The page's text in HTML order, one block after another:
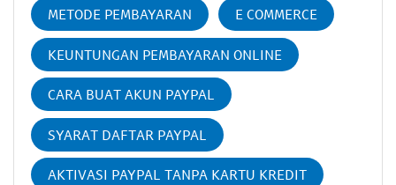
METODE PEMBAYARAN E COMMERCE
KEUNTUNGAN PEMBAYARAN ONLINE
CARA BUAT AKUN PAYPAL
SYARAT DAFTAR PAYPAL
AKTIVASI PAYPAL TANPA KARTU KREDIT